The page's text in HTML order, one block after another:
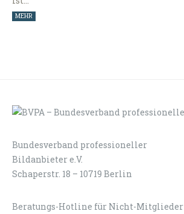
MEHR
Bundesverband professioneller
Bildanbieter e.V.
Schaperstr. 18 – 10719 Berlin
Beratungs-Hotline für Nicht-Mitglieder